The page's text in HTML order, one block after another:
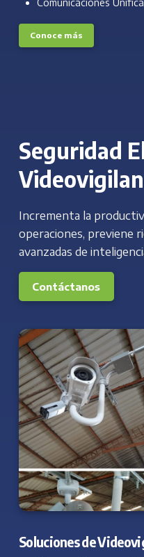
Conoce más
Seguridad
Incrementa la
operaciones, previene
avanzadas de
Contáctanos
Soluciones de